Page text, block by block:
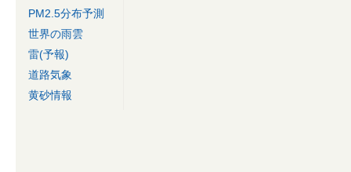
PM2.5分布予測
世界の雨雲
雷(予報)
道路気象
黄砂情報